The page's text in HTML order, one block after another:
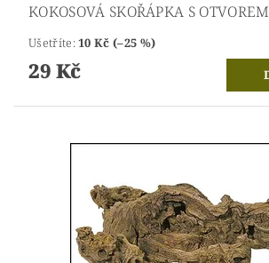
KOKOSOVÁ SKOŘÁPKA S OTVOREM
Ušetříte:10 Kč (–25 %)
29 Kč